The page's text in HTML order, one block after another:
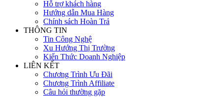
Hỗ trợ khách hàng
Hướng dẫn Mua Hàng
Chính sách Hoàn Trả
THÔNG TIN
Tin Công Nghệ
Xu Hướng Thị Trường
Kiến Thức Doanh Nghiệp
LIÊN KẾT
Chương Trình Ưu Đãi
Chương Trình Affiliate
Câu hỏi thường gặp